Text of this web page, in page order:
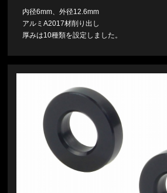
内径6mm、外径12.6mm
アルミA2017材削り出し
厚みは10種類を設定しました。